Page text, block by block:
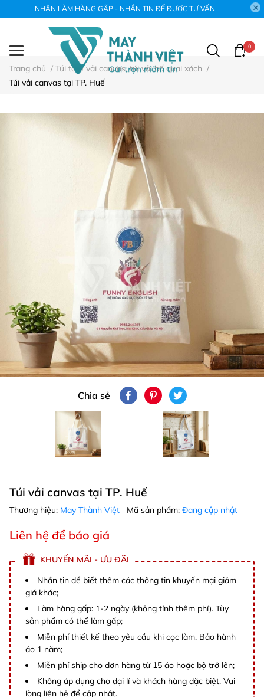
NHẬN LÀM HÀNG GẤP - NHẮN TIN ĐỂ ĐƯỢC TƯ VẤN
0
Trang chủ / Túi tote vải canvas, túi vải bố quai xách /
Túi vải canvas tại TP. Huế
Chia sẻ
Túi vải canvas tại TP. Huế
Thương hiệu: May Thành Việt Mã sản phẩm: Đang cập nhật
Liên hệ để báo giá
KHUYẾN MÃI - ƯU ĐÃI
Nhắn tin để biết thêm các thông tin khuyến mại giảm
giá khác;
Làm hàng gấp: 1-2 ngày (không tính thêm phí). Tùy
sản phẩm có thể làm gấp;
Miễn phí thiết kế theo yêu cầu khi cọc làm. Bảo hành
áo 1 năm;
Miễn phí ship cho đơn hàng từ 15 áo hoặc bộ trở lên;
Không áp dụng cho đại lí và khách hàng đặc biệt. Vui
lòng liên hệ để cập nhật.